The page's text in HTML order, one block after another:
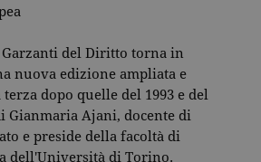
Garzanti del Diritto torna in
nuova edizione ampliata e
dopo quelle del 1993 e del
Gianmaria Ajani, docente di
e preside della facoltà di
dell'Università di Torino.